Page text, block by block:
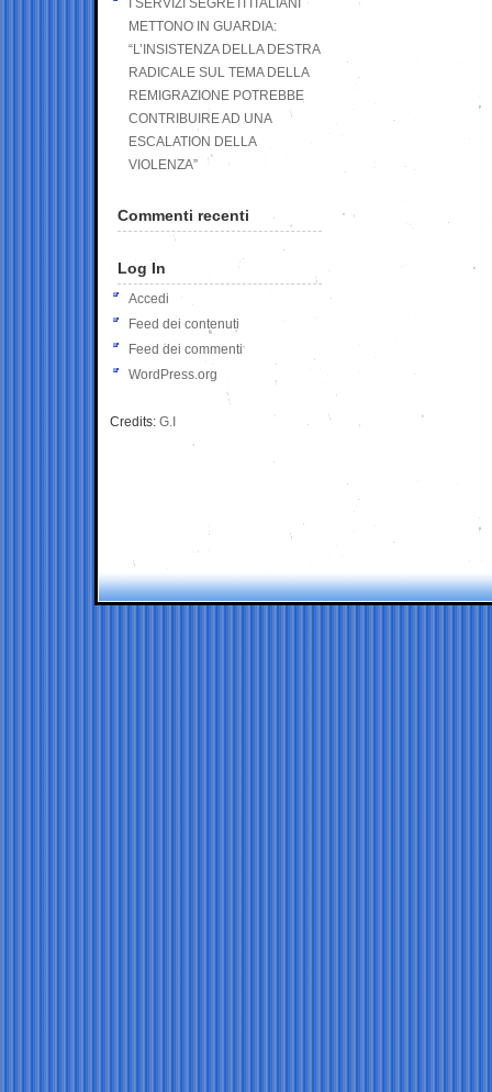
I SERVIZI SEGRETI ITALIANI
METTONO IN GUARDIA:
“L’INSISTENZA DELLA DESTRA
RADICALE SUL TEMA DELLA
REMIGRAZIONE POTREBBE
CONTRIBUIRE AD UNA
ESCALATION DELLA
VIOLENZA”
Commenti recenti
Log In
Accedi
Feed dei contenuti
Feed dei commenti
WordPress.org
Credits: G.I